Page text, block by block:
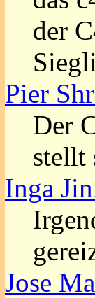
der
Pier
Der
stellt
Inga
Jose